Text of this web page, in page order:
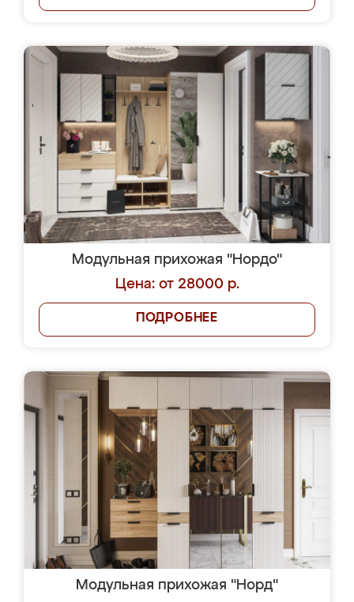
Модульная прихожая "Нордо"
Цена: от 28000 р.
ПОДРОБНЕЕ
Модульная прихожая "Норд"